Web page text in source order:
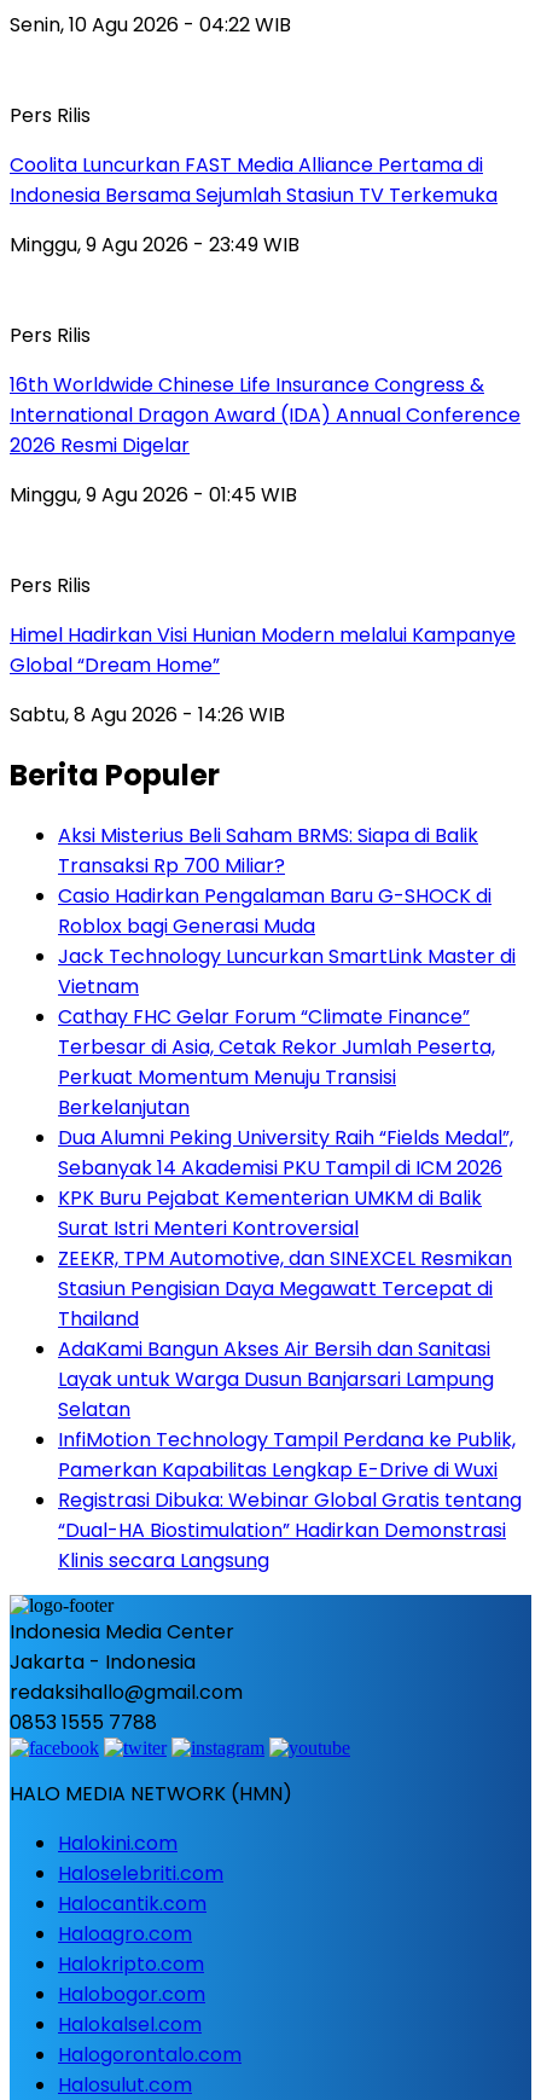
Senin, 10 Agu 2026 - 04:22 WIB
Pers Rilis
Coolita Luncurkan FAST Media Alliance Pertama di
Indonesia Bersama Sejumlah Stasiun TV Terkemuka
Minggu, 9 Agu 2026 - 23:49 WIB
Pers Rilis
16th Worldwide Chinese Life Insurance Congress &
International Dragon Award (IDA) Annual Conference
2026 Resmi Digelar
Minggu, 9 Agu 2026 - 01:45 WIB
Pers Rilis
Himel Hadirkan Visi Hunian Modern melalui Kampanye
Global “Dream Home”
Sabtu, 8 Agu 2026 - 14:26 WIB
Berita Populer
Aksi Misterius Beli Saham BRMS: Siapa di Balik
Transaksi Rp 700 Miliar?
Casio Hadirkan Pengalaman Baru G-SHOCK di
Roblox bagi Generasi Muda
Jack Technology Luncurkan SmartLink Master di
Vietnam
Cathay FHC Gelar Forum “Climate Finance”
Terbesar di Asia, Cetak Rekor Jumlah Peserta,
Perkuat Momentum Menuju Transisi
Berkelanjutan
Dua Alumni Peking University Raih “Fields Medal”,
Sebanyak 14 Akademisi PKU Tampil di ICM 2026
KPK Buru Pejabat Kementerian UMKM di Balik
Surat Istri Menteri Kontroversial
ZEEKR, TPM Automotive, dan SINEXCEL Resmikan
Stasiun Pengisian Daya Megawatt Tercepat di
Thailand
AdaKami Bangun Akses Air Bersih dan Sanitasi
Layak untuk Warga Dusun Banjarsari Lampung
Selatan
InfiMotion Technology Tampil Perdana ke Publik,
Pamerkan Kapabilitas Lengkap E-Drive di Wuxi
Registrasi Dibuka: Webinar Global Gratis tentang
“Dual-HA Biostimulation” Hadirkan Demonstrasi
Klinis secara Langsung
Indonesia Media Center
Jakarta - Indonesia
redaksihallo@gmail.com
0853 1555 7788
HALO MEDIA NETWORK (HMN)
Halokini.com
Haloselebriti.com
Halocantik.com
Haloagro.com
Halokripto.com
Halobogor.com
Halokalsel.com
Halogorontalo.com
Halosulut.com